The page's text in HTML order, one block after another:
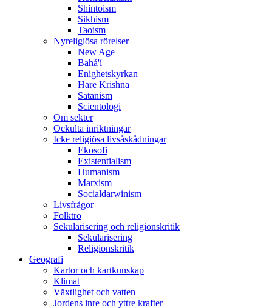
Shintoism
Sikhism
Taoism
Nyreligiösa rörelser
New Age
Bahá'í
Enighetskyrkan
Hare Krishna
Satanism
Scientologi
Om sekter
Ockulta inriktningar
Icke religiösa livsåskådningar
Ekosofi
Existentialism
Humanism
Marxism
Socialdarwinism
Livsfrågor
Folktro
Sekularisering och religionskritik
Sekularisering
Religionskritik
Geografi
Kartor och kartkunskap
Klimat
Växtlighet och vatten
Jordens inre och yttre krafter